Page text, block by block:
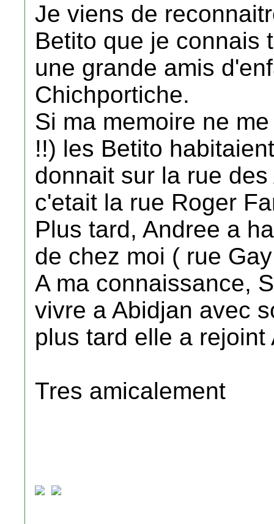
Je viens de
Betito que je connais
une grande amis
Chichportiche.
Si ma memoire ne
!!) les Betito
donnait sur la rue
c'etait la rue Roger
Plus tard, Andree a
de chez moi ( rue
A ma connaissance,
vivre a Abidjan avec
plus tard elle a
Tres amicalement